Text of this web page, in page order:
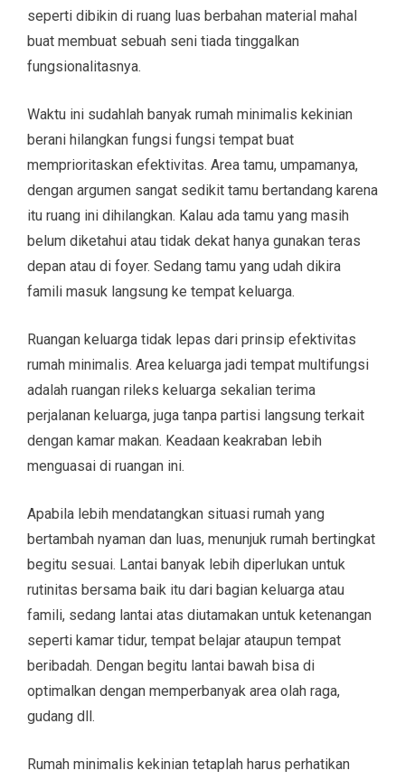
seperti dibikin di ruang luas berbahan material mahal
buat membuat sebuah seni tiada tinggalkan
fungsionalitasnya.
Waktu ini sudahlah banyak rumah minimalis kekinian
berani hilangkan fungsi fungsi tempat buat
memprioritaskan efektivitas. Area tamu, umpamanya,
dengan argumen sangat sedikit tamu bertandang karena
itu ruang ini dihilangkan. Kalau ada tamu yang masih
belum diketahui atau tidak dekat hanya gunakan teras
depan atau di foyer. Sedang tamu yang udah dikira
famili masuk langsung ke tempat keluarga.
Ruangan keluarga tidak lepas dari prinsip efektivitas
rumah minimalis. Area keluarga jadi tempat multifungsi
adalah ruangan rileks keluarga sekalian terima
perjalanan keluarga, juga tanpa partisi langsung terkait
dengan kamar makan. Keadaan keakraban lebih
menguasai di ruangan ini.
Apabila lebih mendatangkan situasi rumah yang
bertambah nyaman dan luas, menunjuk rumah bertingkat
begitu sesuai. Lantai banyak lebih diperlukan untuk
rutinitas bersama baik itu dari bagian keluarga atau
famili, sedang lantai atas diutamakan untuk ketenangan
seperti kamar tidur, tempat belajar ataupun tempat
beribadah. Dengan begitu lantai bawah bisa di
optimalkan dengan memperbanyak area olah raga,
gudang dll.
Rumah minimalis kekinian tetaplah harus perhatikan